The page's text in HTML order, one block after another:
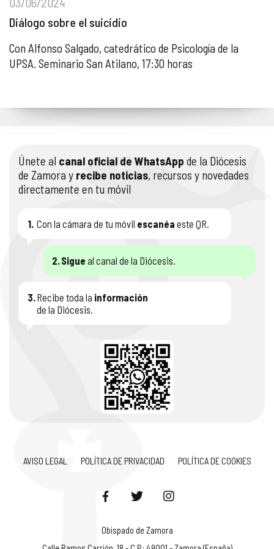
Diálogo sobre el suicidio
Con Alfonso Salgado, catedrático de Psicología de la
UPSA. Seminario San Atilano, 17:30 horas
Únete al canal oficial de WhatsApp de la Diócesis
de Zamora y recibe noticias, recursos y novedades
directamente en tu móvil
1. Con la cámara de tu móvil escanéa este QR.
2.Sigue al canal de la Diócesis.
3.Recibe toda la información
de la Diócesis.
AVISO LEGAL POLÍTICA DE PRIVACIDAD POLÍTICA DE COOKIES
Obispado de Zamora